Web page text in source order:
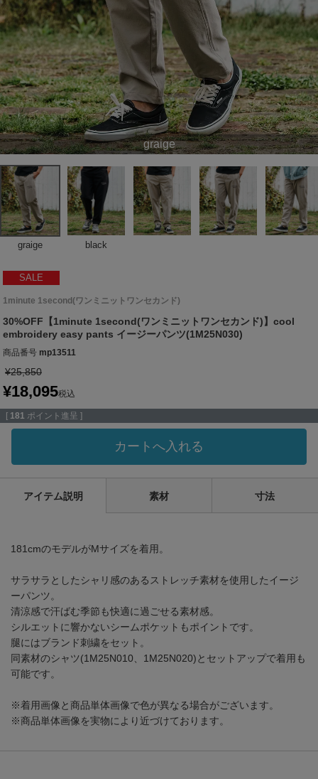
graige
graige black
SALE
1minute 1second(ワンミニットワンセカンド)
30%OFF【1minute 1second(ワンミニットワンセカンド)】cool
embroidery easy pants イージーパンツ(1M25N030)
商品番号 mp13511
¥25,850
¥18,095税込
[ 181 ポイント進呈 ]
カートへ入れる
アイテム説明 素材 寸法
181cmのモデルがMサイズを着用。
サラサラとしたシャリ感のあるストレッチ素材を使用したイージ
ーパンツ。
清涼感で汗ばむ季節も快適に過ごせる素材感。
シルエットに響かないシームポケットもポイントです。
腿にはブランド刺繍をセット。
同素材のシャツ(1M25N010、1M25N020)とセットアップで着用も
可能です。
※着用画像と商品単体画像で色が異なる場合がございます。
※商品単体画像を実物により近づけております。